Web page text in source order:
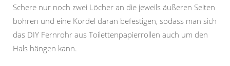
Schere nur noch zwei Löcher an die jeweils äußeren Seiten
bohren und eine Kordel daran befestigen, sodass man sich
das DIY Fernrohr aus Toilettenpapierrollen auch um den
Hals hängen kann.